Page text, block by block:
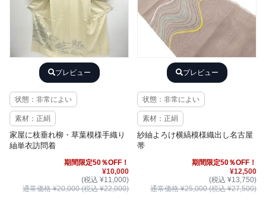
プレビュー
状態：非常によい
素材：正絹
家屋に枝垂れ柳・草葉模様手織り
紬単衣訪問着
期間限定50％OFF！
¥10,000
(税込 ¥11,000)
通常価格 ¥20,000 (税込 ¥22,000)
プレビュー
状態：非常によい
素材：正絹
紗紬よろけ横縞模様織出し名古屋
帯
期間限定50％OFF！
¥12,500
(税込 ¥13,750)
通常価格 ¥25,000 (税込 ¥27,500)